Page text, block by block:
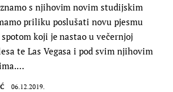
s njihovim novim studijskim
priliku poslušati novu pjesmu
spotom koji je nastao u večernjoj
te Las Vegasa i pod svim njihovim
06.12.2019.